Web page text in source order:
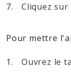
Cliquez sur
Pour mettre
Ouvrez le